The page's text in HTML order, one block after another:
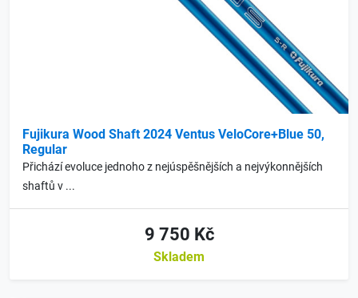
Fujikura Wood Shaft 2024 Ventus VeloCore+Blue 50,
Regular
Přichází evoluce jednoho z nejúspěšnějších a nejvýkonnějších
shaftů v ...
9 750 Kč
Skladem